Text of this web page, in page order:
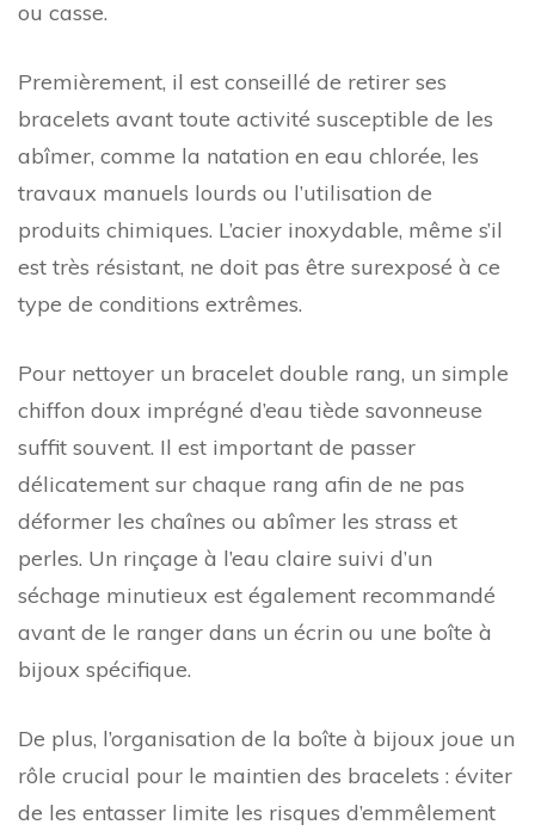
ou casse.
Premièrement, il est conseillé de retirer ses
bracelets avant toute activité susceptible de les
abîmer, comme la natation en eau chlorée, les
travaux manuels lourds ou l’utilisation de
produits chimiques. L’acier inoxydable, même s’il
est très résistant, ne doit pas être surexposé à ce
type de conditions extrêmes.
Pour nettoyer un bracelet double rang, un simple
chiffon doux imprégné d’eau tiède savonneuse
suffit souvent. Il est important de passer
délicatement sur chaque rang afin de ne pas
déformer les chaînes ou abîmer les strass et
perles. Un rinçage à l’eau claire suivi d’un
séchage minutieux est également recommandé
avant de le ranger dans un écrin ou une boîte à
bijoux spécifique.
De plus, l’organisation de la boîte à bijoux joue un
rôle crucial pour le maintien des bracelets : éviter
de les entasser limite les risques d’emmêlement